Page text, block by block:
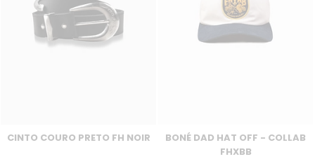
CINTO COURO PRETO FH NOIR
BONÉ DAD HAT OFF - COLLAB
FHXBB